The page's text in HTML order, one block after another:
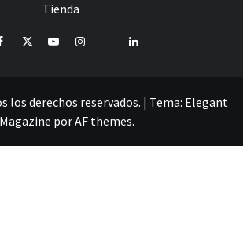
Tienda
TwitterYoutubeInstagramPinterestLinkedIn
los derechos reservados. | Tema: Elegant
Magazine porAF themes.